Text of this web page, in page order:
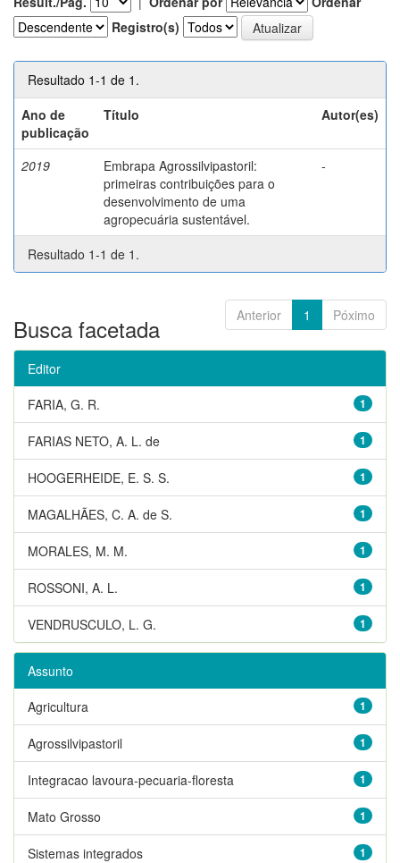
Registro(s)
Resultado 1-1 de 1.
Ano de
publicação
Título Autor(es)
2019
Embrapa Agrossilvipastoril:
primeiras contribuições para o
desenvolvimento de uma
agropecuária sustentável.
-
Resultado 1-1 de 1.
Anterior 1 Póximo
Busca facetada
Editor
1
FARIA, G. R.
1
FARIAS NETO, A. L. de
1
HOOGERHEIDE, E. S. S.
1
MAGALHÃES, C. A. de S.
1
MORALES, M. M.
1
ROSSONI, A. L.
1
VENDRUSCULO, L. G.
Assunto
1
Agricultura
1
Agrossilvipastoril
1
Integracao lavoura-pecuaria-floresta
1
Mato Grosso
1
Sistemas integrados